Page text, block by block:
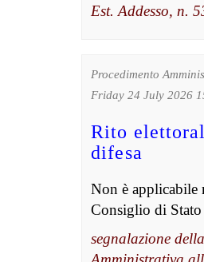
Est. Addesso, n.
Procedimento
Friday 24 July 2026
Rito
difesa
Non è
Consiglio di Stato
segnalazione